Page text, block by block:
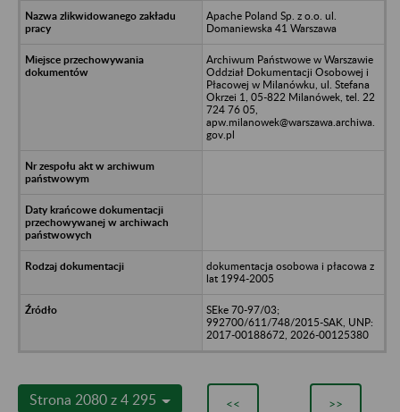
Apache Poland Sp. z o.o. ul.
Domaniewska 41 Warszawa
Archiwum Państwowe w Warszawie
Oddział Dokumentacji Osobowej i
Płacowej w Milanówku, ul. Stefana
Okrzei 1, 05-822 Milanówek, tel. 22
724 76 05,
apw.milanowek@warszawa.archiwa.
gov.pl
dokumentacja osobowa i płacowa z
lat 1994-2005
SEke 70-97/03;
992700/611/748/2015-SAK, UNP:
2017-00188672, 2026-00125380
Strona 2080 z 4 295 << >>